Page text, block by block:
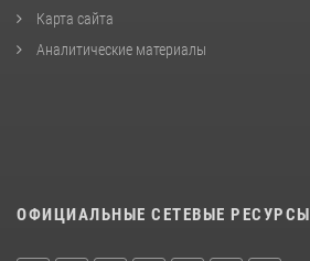
Карта сайта
Аналитические материалы
ОФИЦИАЛЬНЫЕ СЕТЕВЫЕ РЕСУРСЫ